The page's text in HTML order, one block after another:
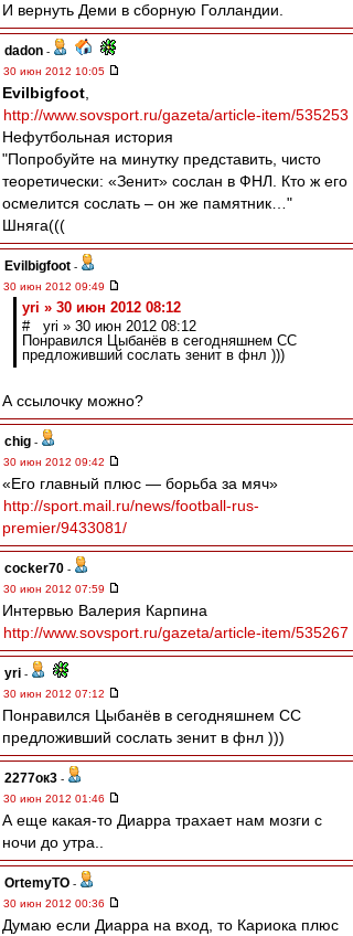
И вернуть Деми в сборную Голландии.
dadon -
30 июн 2012 10:05
Evilbigfoot
http://www.sovsport.ru/gazeta/article-item/535253
Нефутбольная история
"Попробуйте на минутку представить, чисто
теоретически: «Зенит» сослан в ФНЛ. Кто ж его
осмелится сослать – он же памятник…"
Шняга(((
Evilbigfoot -
30 июн 2012 09:49
yri » 30 июн 2012 08:12
# yri » 30 июн 2012 08:12
Понравился Цыбанёв в сегодняшнем СС
предложивший сослать зенит в фнл )))
А ссылочку можно?
chig -
30 июн 2012 09:42
«Его главный плюс — борьба за мяч»
http://sport.mail.ru/news/football-rus-
premier/9433081/
cocker70 -
30 июн 2012 07:59
Интервью Валерия Карпина
http://www.sovsport.ru/gazeta/article-item/535267
yri -
30 июн 2012 07:12
Понравился Цыбанёв в сегодняшнем СС
предложивший сослать зенит в фнл )))
2277ок3 -
30 июн 2012 01:46
А еще какая-то Диарра трахает нам мозги с
ночи до утра..
OrtemyTO -
30 июн 2012 00:36
Думаю если Диарра на вход, то Кариока плюс